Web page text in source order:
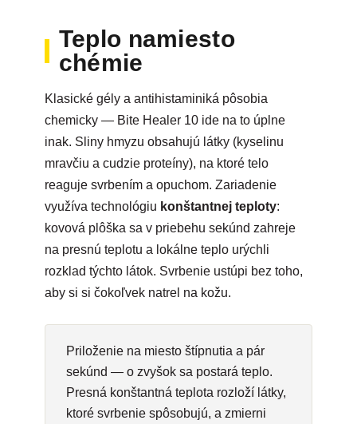
Teplo namiesto
chémie
Klasické gély a antihistaminiká pôsobia
chemicky — Bite Healer 10 ide na to úplne
inak. Sliny hmyzu obsahujú látky (kyselinu
mravčiu a cudzie proteíny), na ktoré telo
reaguje svrbením a opuchom. Zariadenie
využíva technológiu konštantnej teploty:
kovová plôška sa v priebehu sekúnd zahreje
na presnú teplotu a lokálne teplo urýchli
rozklad týchto látok. Svrbenie ustúpi bez toho,
aby si si čokoľvek natrel na kožu.
Priloženie na miesto štípnutia a pár
sekúnd — o zvyšok sa postará teplo.
Presná konštantná teplota rozloží látky,
ktoré svrbenie spôsobujú, a zmierni